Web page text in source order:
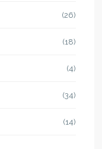
(26)
(18)
(4)
(34)
(14)